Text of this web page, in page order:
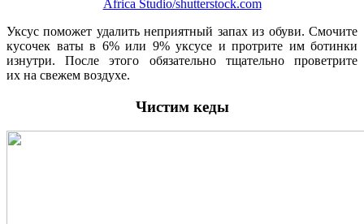
Africa Studio/shutterstock.com
Уксус поможет удалить неприятный запах из обуви. Смочите
кусочек ваты в 6% или 9% уксусе и протрите им ботинки
изнутри. После этого обязательно тщательно проветрите
их на свежем воздухе.
Чистим кеды